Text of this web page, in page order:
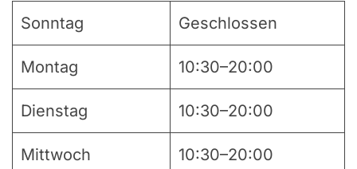
Sonntag Geschlossen
Montag 10:30–20:00
Dienstag 10:30–20:00
Mittwoch 10:30–20:00